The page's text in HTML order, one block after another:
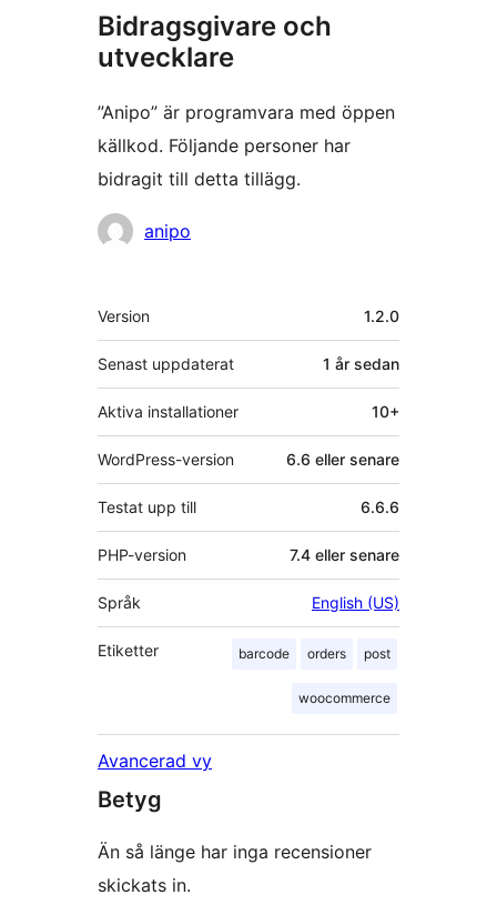
Bidragsgivare och
utvecklare
”Anipo” är programvara med öppen
källkod. Följande personer har
bidragit till detta tillägg.
Bidragande
anipo
Meta
Version 1.2.0
Senast uppdaterat 1 år sedan
Aktiva installationer 10+
WordPress-version 6.6 eller senare
Testat upp till 6.6.6
PHP-version 7.4 eller senare
Språk English (US)
Etiketter barcode orders post
woocommerce
Avancerad vy
Betyg
Än så länge har inga recensioner
skickats in.